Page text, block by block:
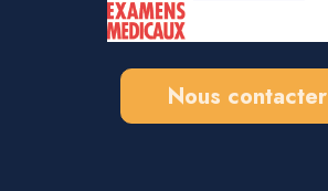
Nous contacter